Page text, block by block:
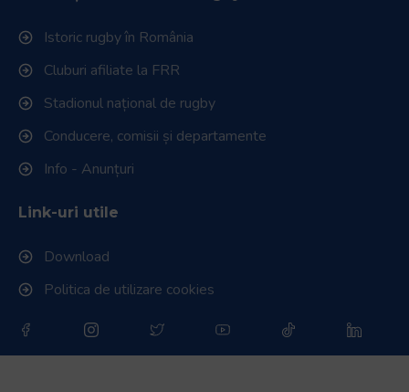
Istoric rugby în România
Cluburi afiliate la FRR
Stadionul național de rugby
Conducere, comisii și departamente
Info - Anunțuri
Link-uri utile
Download
Politica de utilizare cookies